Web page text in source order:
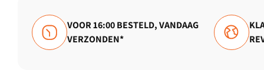
VOOR 16:00 BESTELD, VANDAAG
VERZONDEN*